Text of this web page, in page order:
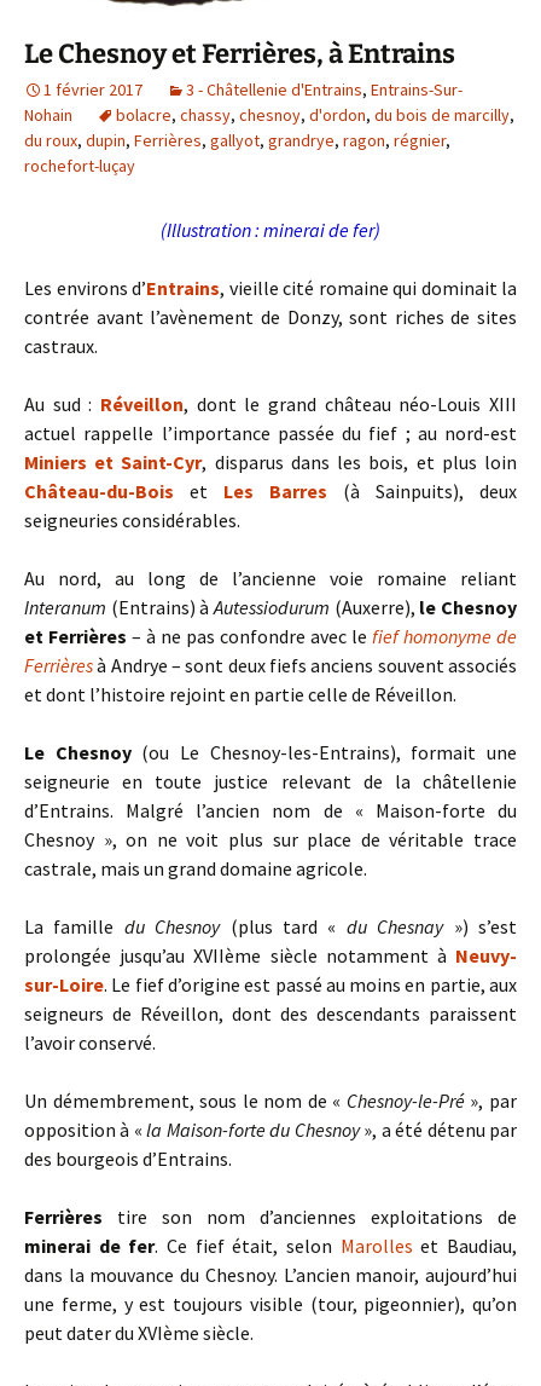
Le Chesnoy et Ferrières, à Entrains
1 février 2017 3 - Châtellenie d'Entrains, Entrains-Sur-
Nohain
bolacre, chassy, chesnoy, d'ordon, du bois de marcilly,
du roux, dupin, Ferrières, gallyot, grandrye, ragon, régnier,
rochefort-luçay
(Illustration : minerai de fer)
Les environs d’Entrains, vieille cité romaine qui dominait la
contrée avant l’avènement de Donzy, sont riches de sites
castraux.
Au sud : Réveillon, dont le grand château néo-Louis XIII
actuel rappelle l’importance passée du fief ; au nord-est
Miniers et Saint-Cyr, disparus dans les bois, et plus loin
Château-du-Bois et Les Barres (à Sainpuits), deux
seigneuries considérables.
Au nord, au long de l’ancienne voie romaine reliant
Interanum (Entrains) àAutessiodurum (Auxerre), le Chesnoy
et Ferrières – à ne pas confondre avec le fief homonyme de
Ferrièresà Andrye – sont deux fiefs anciens souvent associés
et dont l’histoire rejoint en partie celle de Réveillon.
Le Chesnoy(ou Le Chesnoy-les-Entrains), formait une
seigneurie en toute justice relevant de la châtellenie
d’Entrains. Malgré l’ancien nom de « Maison-forte du
Chesnoy », on ne voit plus sur place de véritable trace
castrale, mais un grand domaine agricole.
La famille du Chesnoy(plus tard « du Chesnay ») s’est
prolongée jusqu’au XVIIème siècle notamment à Neuvy-
sur-Loire. Le fief d’origine est passé au moins en partie, aux
seigneurs de Réveillon, dont des descendants paraissent
l’avoir conservé.
Un démembrement, sous le nom de « Chesnoy-le-Pré », par
opposition à «la Maison-forte du Chesnoy», a été détenu par
des bourgeois d’Entrains.
Ferrières tire son nom d’anciennes exploitations de
minerai de fer. Ce fief était, selon Marolleset Baudiau,
dans la mouvance du Chesnoy. L’ancien manoir, aujourd’hui
une ferme, y est toujours visible (tour, pigeonnier), qu’on
peut dater du XVIème siècle.